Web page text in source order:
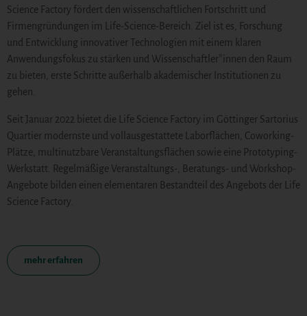
Science Factory fördert den wissenschaftlichen Fortschritt und
Firmengründungen im Life-Science-Bereich. Ziel ist es, Forschung
und Entwicklung innovativer Technologien mit einem klaren
Anwendungsfokus zu stärken und Wissenschaftler*innen den Raum
zu bieten, erste Schritte außerhalb akademischer Institutionen zu
gehen.
Seit Januar 2022 bietet die Life Science Factory im Göttinger Sartorius
Quartier modernste und vollausgestattete Laborflächen, Coworking-
Plätze, multinutzbare Veranstaltungsflächen sowie eine Prototyping-
Werkstatt. Regelmäßige Veranstaltungs-, Beratungs- und Workshop-
Angebote bilden einen elementaren Bestandteil des Angebots der Life
Science Factory.
mehr erfahren